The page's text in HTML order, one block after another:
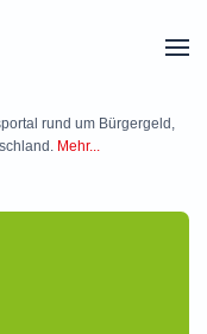
rund um Bürgergeld,
Mehr...